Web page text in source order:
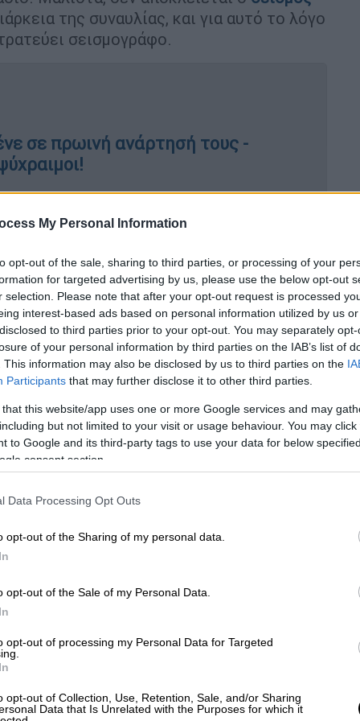
My Personal Information
opt-out of the sale, sharing to third parties, or processing of your
for targeted advertising by us, please use the below opt-out
selection. Please note that after your opt-out request is processed
interest-based ads based on personal information utilized by us
to third parties prior to your opt-out. You may separately
of your personal information by third parties on the IAB’s list of
This information may also be disclosed by us to third parties on the
Participants that may further disclose it to other third parties.
that this website/app uses one or more Google services and may
but not limited to your visit or usage behaviour. You may
to Google and its third-party tags to use your data for below
consent section.
Data Processing Opt Outs
opt-out of the Sharing of my personal data.
opt-out of the Sale of my Personal Data.
opt-out of processing my Personal Data for Targeted
opt-out of Collection, Use, Retention, Sale, and/or Sharing
Data that Is Unrelated with the Purposes for which it
της συναυλίας, και για αυτό το λόγο
σεισμογράφο.
σε πρωινή ανάρτησή τους -
Αθηνών και τονίζει ότι
συναυλία των Metallicaστο
αν η μαζική και συγχρονισμένη
να δημιουργήσει μετρήσιμες
έχουν καταγραφεί σε μεγάλες
κοινού δημιούργησε ασθενείς
quakes".